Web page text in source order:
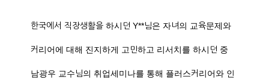
한국에서 직장생활을 하시던 Y**님은 자녀의 교육문제와
커리어에 대해 진지하게 고민하고 리서치를 하시던 중
남광우 교수님의 취업세미나를 통해 플러스커리어와 인